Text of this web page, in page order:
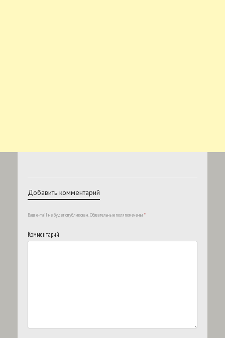
Добавить комментарий
Ваш e-mail не будет опубликован.Обязательные поля помечены *
Комментарий